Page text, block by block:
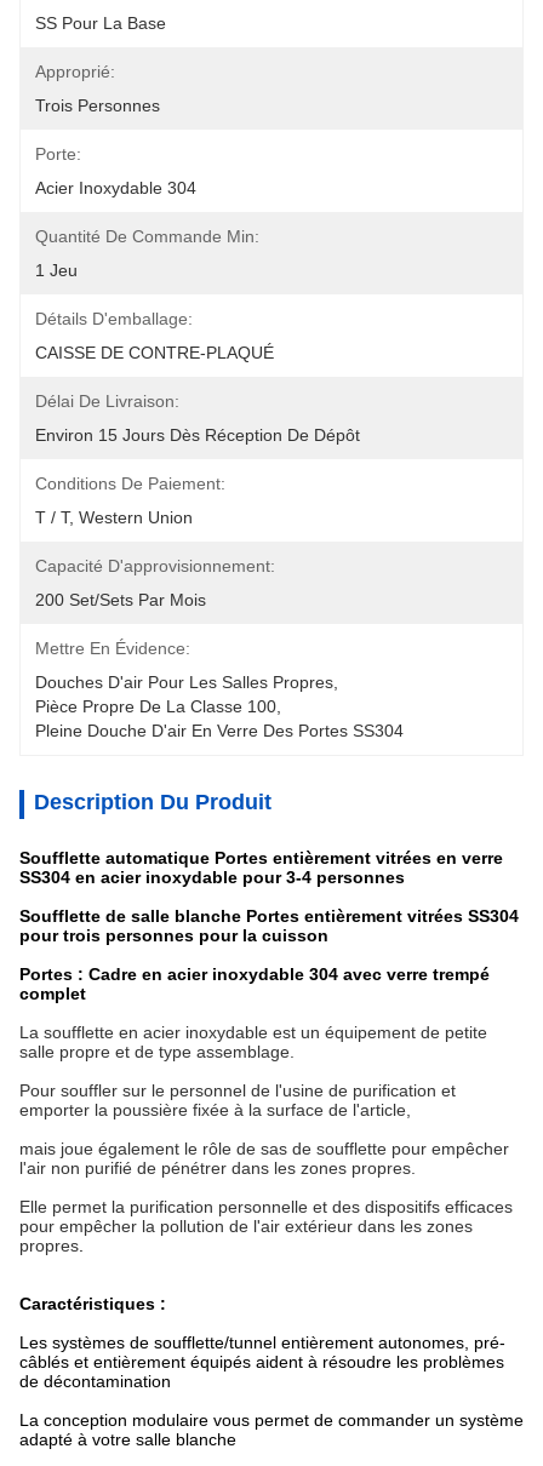
SS Pour La Base
Approprié:
Trois Personnes
Porte:
Acier Inoxydable 304
Quantité De Commande Min:
1 Jeu
Détails D'emballage:
CAISSE DE CONTRE-PLAQUÉ
Délai De Livraison:
Environ 15 Jours Dès Réception De Dépôt
Conditions De Paiement:
T / T, Western Union
Capacité D'approvisionnement:
200 Set/Sets Par Mois
Mettre En Évidence:
Douches D'air Pour Les Salles Propres
Pièce Propre De La Classe 100
Pleine Douche D'air En Verre Des Portes SS304
Description Du Produit
Soufflette automatique Portes entièrement vitrées en verre
SS304 en acier inoxydable pour 3-4 personnes
Soufflette de salle blanche Portes entièrement vitrées SS304
pour trois personnes pour la cuisson
Portes : Cadre en acier inoxydable 304 avec verre trempé
complet
La soufflette en acier inoxydable est un équipement de petite
salle propre et de type assemblage.
Pour souffler sur le personnel de l'usine de purification et
emporter la poussière fixée à la surface de l'article,
mais joue également le rôle de sas de soufflette pour empêcher
l'air non purifié de pénétrer dans les zones propres.
Elle permet la purification personnelle et des dispositifs efficaces
pour empêcher la pollution de l'air extérieur dans les zones
propres
Caractéristiques :
Les systèmes de soufflette/tunnel entièrement autonomes, pré-
câblés et entièrement équipés aident à résoudre les problèmes
de décontamination
La conception modulaire vous permet de commander un système
adapté à votre salle blanche